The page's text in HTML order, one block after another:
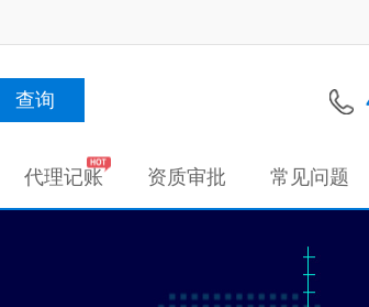
查询
代理记账 资质审批 常见问题